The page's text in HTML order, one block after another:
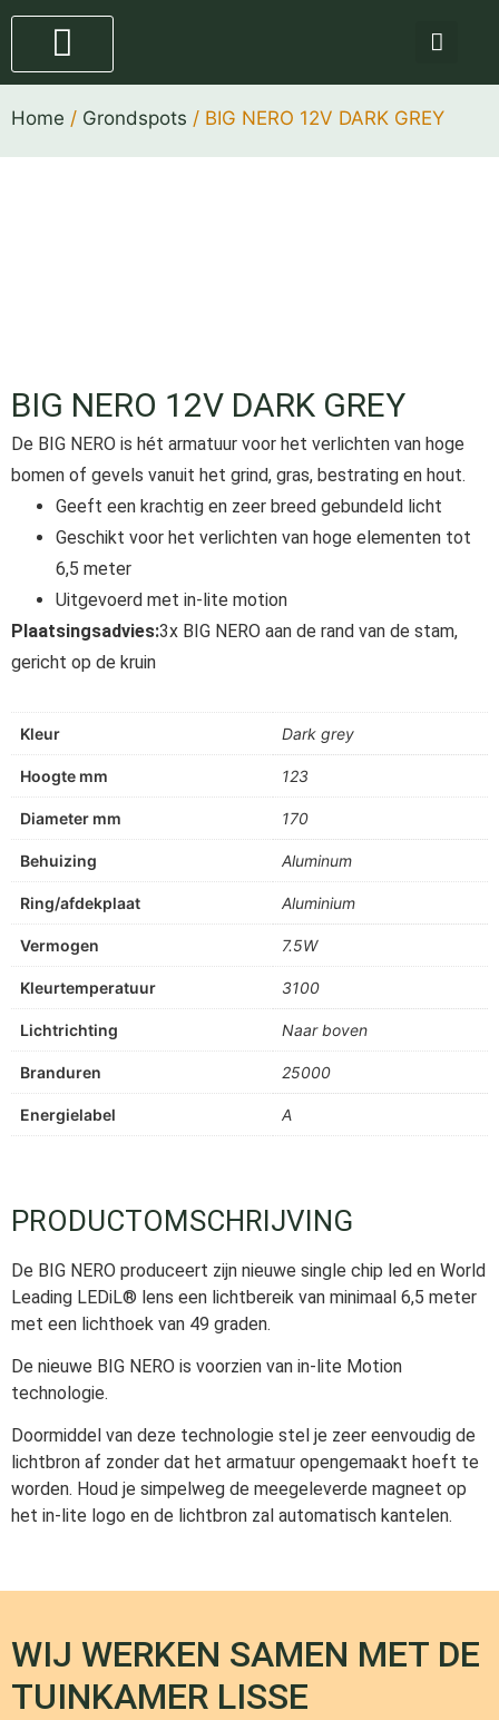
Home / Grondspots / BIG NERO 12V DARK GREY
BIG NERO 12V DARK GREY
De BIG NERO is hét armatuur voor het verlichten van hoge
bomen of gevels vanuit het grind, gras, bestrating en hout.
Geeft een krachtig en zeer breed gebundeld licht
Geschikt voor het verlichten van hoge elementen tot
6,5 meter
Uitgevoerd met in-lite motion
Plaatsingsadvies:3x BIG NERO aan de rand van de stam,
gericht op de kruin
Kleur Dark grey
Hoogte mm 123
Diameter mm 170
Behuizing Aluminum
Ring/afdekplaat Aluminium
Vermogen 7.5W
Kleurtemperatuur 3100
Lichtrichting Naar boven
Branduren 25000
Energielabel A
PRODUCTOMSCHRIJVING
De BIG NERO produceert zijn nieuwe single chip led en World
Leading LEDiL® lens een lichtbereik van minimaal 6,5 meter
met een lichthoek van 49 graden.
De nieuwe BIG NERO is voorzien van in-lite Motion
technologie.
Doormiddel van deze technologie stel je zeer eenvoudig de
lichtbron af zonder dat het armatuur opengemaakt hoeft te
worden. Houd je simpelweg de meegeleverde magneet op
het in-lite logo en de lichtbron zal automatisch kantelen.
WIJ WERKEN SAMEN MET DE
TUINKAMER LISSE